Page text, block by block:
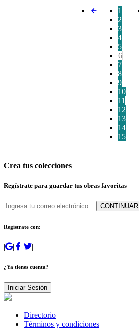
1
2
3
4
5
6
7
8
9
10
11
12
13
14
15
Crea tus colecciones
Regístrate para guardar tus obras favoritas
CONTINUAR
Regístrate con:
| | | |
¿Ya tienes cuenta?
Iniciar Sesión
Directorio
Términos y condiciones